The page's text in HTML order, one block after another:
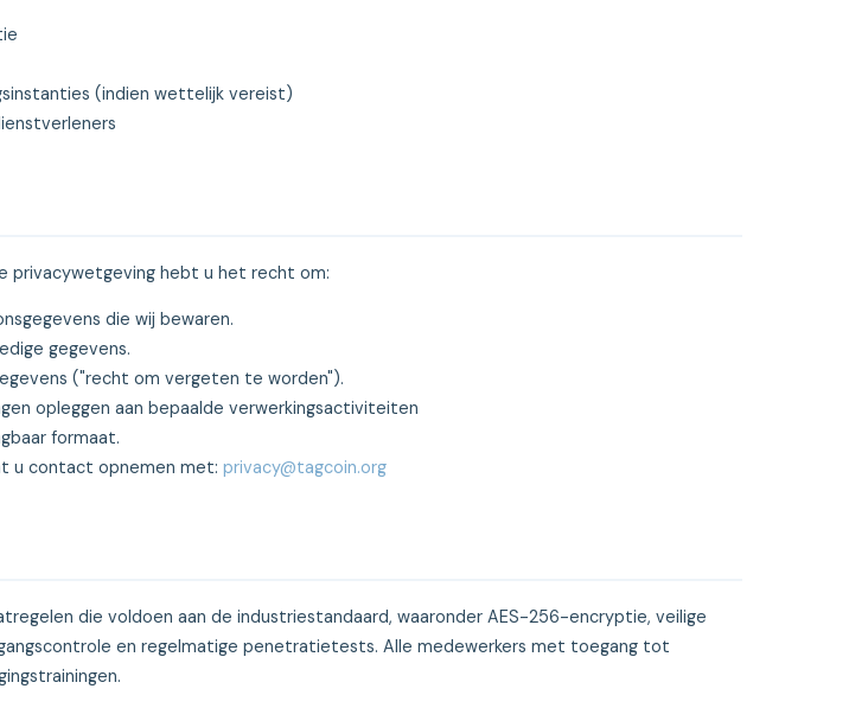
(indien wettelijk vereist)
privacywetgeving hebt u het recht om:
die wij bewaren.
gegevens.
("recht om vergeten te worden").
opleggen aan bepaalde verwerkingsactiviteiten
formaat.
u contact opnemen met: privacy@tagcoin.org
die voldoen aan de industriestandaard, waaronder AES-256-encryptie, veilige
en regelmatige penetratietests. Alle medewerkers met toegang tot